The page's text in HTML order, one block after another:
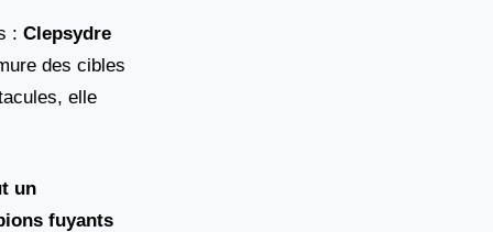
: Clepsydre
des cibles
elle
un
fuyants